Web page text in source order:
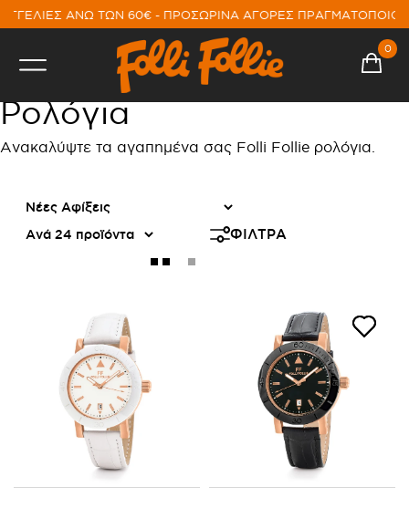
ΑΝΩ ΤΩΝ 60€ - ΠΡΟΣΩΡΙΝΑ ΑΓΟΡΕΣ
0
Ρολόγια
Ανακαλύψτε τα αγαπημένα σας Folli Follie ρολόγια.
ΦΙΛΤΡΑ